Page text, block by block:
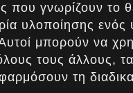
που γνωρίζουν το
υλοποίησης
μπορούν να
τους άλλους,
τη